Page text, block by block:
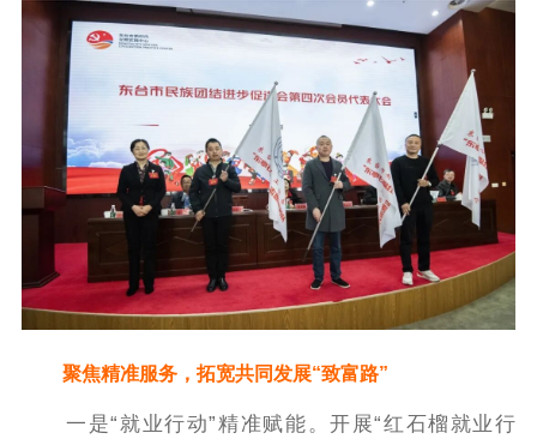
聚焦精准服务，拓宽共同发展“致富路”
一是“就业行动”精准赋能。开展“红石榴就业行